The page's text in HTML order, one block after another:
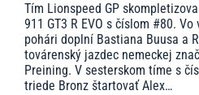
Tím Lionspeed GP
911 GT3 R EVO s číslom #80.
pohári doplní Bastiana Buusa a
továrenský jazdec nemeckej
Preining. V sesterskom tíme s
triede Bronz štartovať Alex…